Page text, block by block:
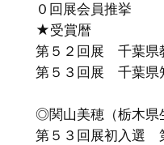
０回展会員推挙
★受賞暦
第５２回展 千葉県
第５３回展 千葉県
◎関山美穂（栃木県
第５３回展初入選